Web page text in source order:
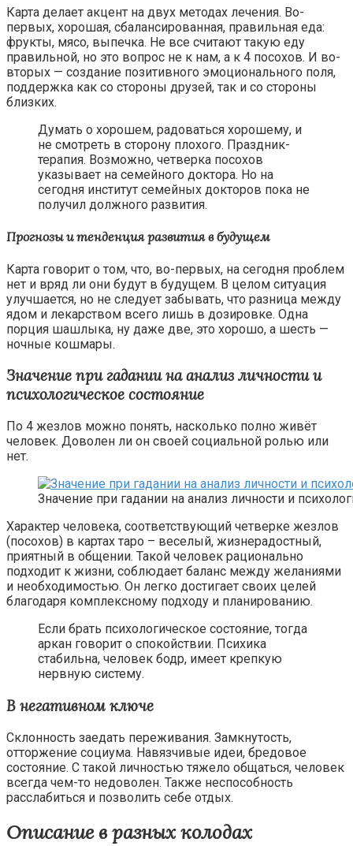
Карта делает акцент на двух методах лечения. Во-
первых, хорошая, сбалансированная, правильная еда:
фрукты, мясо, выпечка. Не все считают такую еду
правильной, но это вопрос не к нам, а к 4 посохов. И во-
вторых — создание позитивного эмоционального поля,
поддержка как со стороны друзей, так и со стороны
близких.
Думать о хорошем, радоваться хорошему, и
не смотреть в сторону плохого. Праздник-
терапия. Возможно, четверка посохов
указывает на семейного доктора. Но на
сегодня институт семейных докторов пока не
получил должного развития.
Прогнозы и тенденция развития в будущем
Карта говорит о том, что, во-первых, на сегодня проблем
нет и вряд ли они будут в будущем. В целом ситуация
улучшается, но не следует забывать, что разница между
ядом и лекарством всего лишь в дозировке. Одна
порция шашлыка, ну даже две, это хорошо, а шесть —
ночные кошмары.
Значение при гадании на анализ личности и
психологическое состояние
По 4 жезлов можно понять, насколько полно живёт
человек. Доволен ли он своей социальной ролью или
нет.
Значение при гадании на анализ личности и
Характер человека, соответствующий четверке жезлов
(посохов) в картах таро – веселый, жизнерадостный,
приятный в общении. Такой человек рационально
подходит к жизни, соблюдает баланс между желаниями
и необходимостью. Он легко достигает своих целей
благодаря комплексному подходу и планированию.
Если брать психологическое состояние, тогда
аркан говорит о спокойствии. Психика
стабильна, человек бодр, имеет крепкую
нервную систему.
В негативном ключе
Склонность заедать переживания. Замкнутость,
отторжение социума. Навязчивые идеи, бредовое
состояние. С такой личностью тяжело общаться, человек
всегда чем-то недоволен. Также неспособность
расслабиться и позволить себе отдых.
Описание в разных колодах